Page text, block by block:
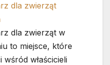
dla zwierząt
dla zwierząt w
to miejsce, które
właścicieli